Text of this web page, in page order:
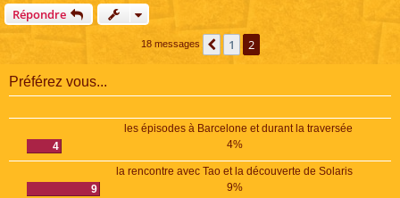
Répondre
18 messages Précédente
1 2
Préférez vous...
les épisodes à Barcelone et durant la traversée
4
4%
la rencontre avec Tao et la découverte de Solaris
9
9%